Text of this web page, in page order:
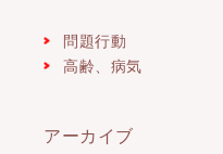
問題行動
高齢、病気
アーカイブ